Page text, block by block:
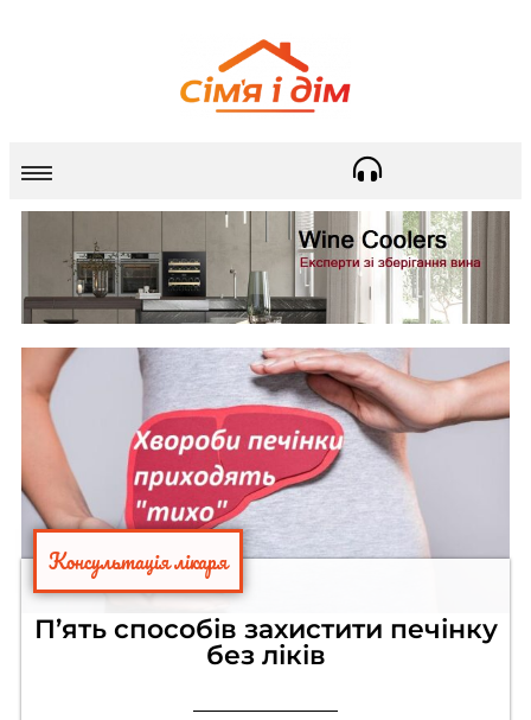
Консультація лікаря
П’ять способів захистити печінку
без ліків